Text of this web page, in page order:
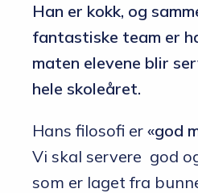
Han er kokk, og
fantastiske team er
maten elevene blir
hele skoleåret.
Hans filosofi er «god
Vi skal servere god
som er laget fra